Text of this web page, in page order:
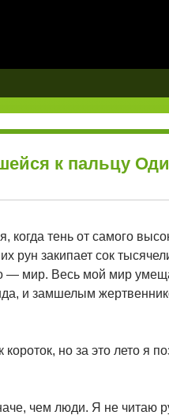
к пальцу
когда тень от самого
рун закипает сок
— мир. Весь мой мир
и замшелым
но за это лето я
чем люди. Я не читаю